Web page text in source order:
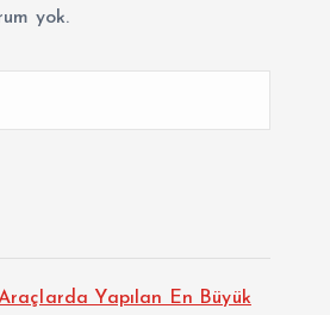
yok.
Yapılan En Büyük